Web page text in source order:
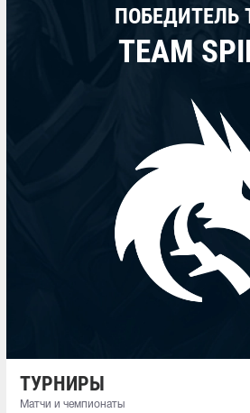
ПОБЕДИТЕЛЬ
TEAM
ТУРНИРЫ
Матчи и чемпионаты